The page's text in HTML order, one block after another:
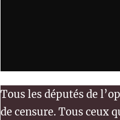
Tous les députés de
de censure. Tous ceux